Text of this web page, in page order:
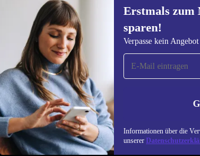
Erstmals zum
sparen!
Verpasse kein
Informationen über die
unserer
Erstmals zum Newsletter
anmelden, 15 € sparen!
Verpasse kein Angebot mehr.
REFURBED DEUTSCHLAND -